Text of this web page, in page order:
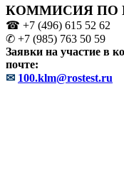
КОММИСИЯ ПО
☎ +7 (496) 615 52 62
✆ +7 (985) 763 50 59
Заявки на участие в
почте:
✉ 100.klm@rostest.ru